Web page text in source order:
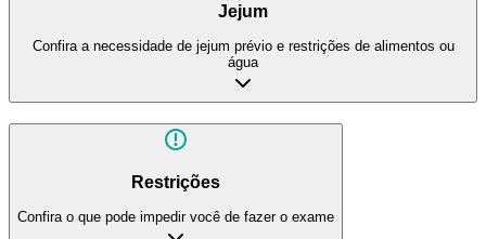
Jejum
Confira a necessidade de jejum prévio e restrições de alimentos ou
água
Restrições
Confira o que pode impedir você de fazer o exame